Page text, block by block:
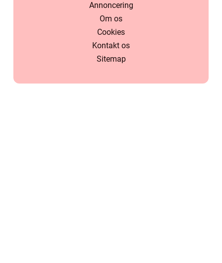
Annoncering
Om os
Cookies
Kontakt os
Sitemap